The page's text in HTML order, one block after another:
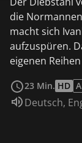
die
macht sich
aufzuspüren.
eigenen
23 Min. HD
Sprache:
Deutsch,